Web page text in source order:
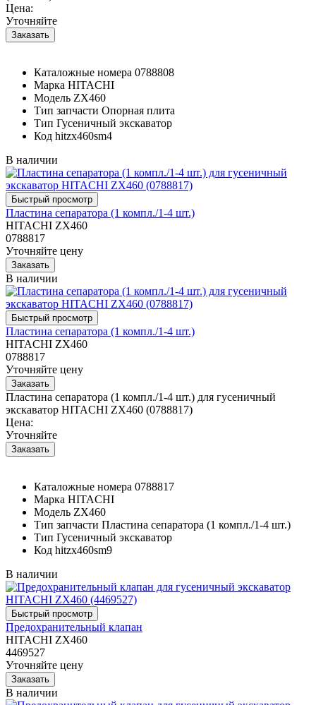
Цена:
Уточняйте
Каталожные номера 0788808
Марка HITACHI
Модель ZX460
Тип запчасти Опорная плита
Тип Гусеничный экскаватор
Код hitzx460sm4
В наличии
Пластина сепаратора (1 компл./1-4 шт.)
HITACHI ZX460
0788817
Уточняйте цену
В наличии
Пластина сепаратора (1 компл./1-4 шт.)
HITACHI ZX460
0788817
Уточняйте цену
Пластина сепаратора (1 компл./1-4 шт.) для гусеничный
экскаватор HITACHI ZX460 (0788817)
Цена:
Уточняйте
Каталожные номера 0788817
Марка HITACHI
Модель ZX460
Тип запчасти Пластина сепаратора (1 компл./1-4 шт.)
Тип Гусеничный экскаватор
Код hitzx460sm9
В наличии
Предохранительный клапан
HITACHI ZX460
4469527
Уточняйте цену
В наличии